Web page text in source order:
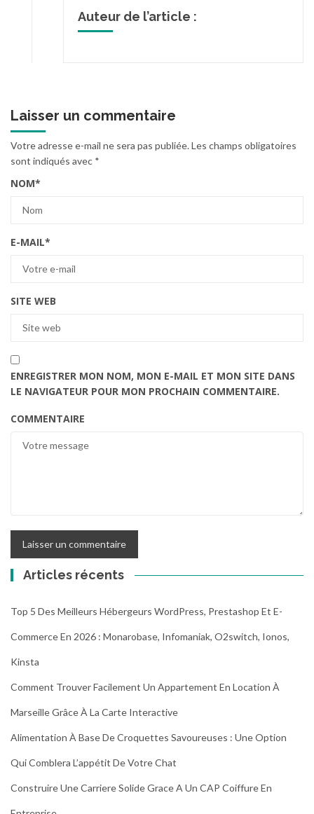
Auteur de l’article :
Laisser un commentaire
Votre adresse e-mail ne sera pas publiée.Les champs obligatoires
sont indiqués avec *
NOM*
E-MAIL*
SITE WEB
ENREGISTRER MON NOM, MON E-MAIL ET MON SITE DANS
LE NAVIGATEUR POUR MON PROCHAIN COMMENTAIRE.
COMMENTAIRE
Articles récents
Top 5 Des Meilleurs Hébergeurs WordPress, Prestashop Et E-
Commerce En 2026 : Monarobase, Infomaniak, O2switch, Ionos,
Kinsta
Comment Trouver Facilement Un Appartement En Location À
Marseille Grâce À La Carte Interactive
Alimentation À Base De Croquettes Savoureuses : Une Option
Qui Comblera L’appétit De Votre Chat
Construire Une Carriere Solide Grace A Un CAP Coiffure En